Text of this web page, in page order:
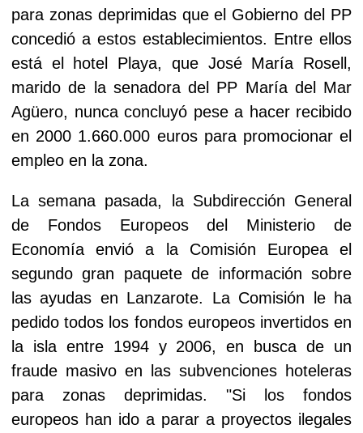
para zonas deprimidas que el Gobierno del PP
concedió a estos establecimientos. Entre ellos
está el hotel Playa, que José María Rosell,
marido de la senadora del PP María del Mar
Agüero, nunca concluyó pese a hacer recibido
en 2000 1.660.000 euros para promocionar el
empleo en la zona.
La semana pasada, la Subdirección General
de Fondos Europeos del Ministerio de
Economía envió a la Comisión Europea el
segundo gran paquete de información sobre
las ayudas en Lanzarote. La Comisión le ha
pedido todos los fondos europeos invertidos en
la isla entre 1994 y 2006, en busca de un
fraude masivo en las subvenciones hoteleras
para zonas deprimidas. "Si los fondos
europeos han ido a parar a proyectos ilegales